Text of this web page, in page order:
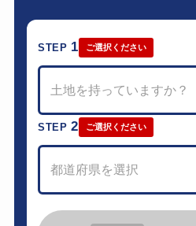
STEP 1 ご選択ください
土地を持っていますか？
STEP2 ご選択ください
都道府県を選択